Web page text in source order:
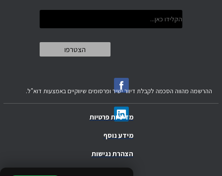
מדיניות פרטיות
מידע נוסף
הצהרת נגישות
ההרשמה מהווה הסכמה לקבלת דיוור ישיר ופרסומים שיווקיים באמצעות דוא"ל.